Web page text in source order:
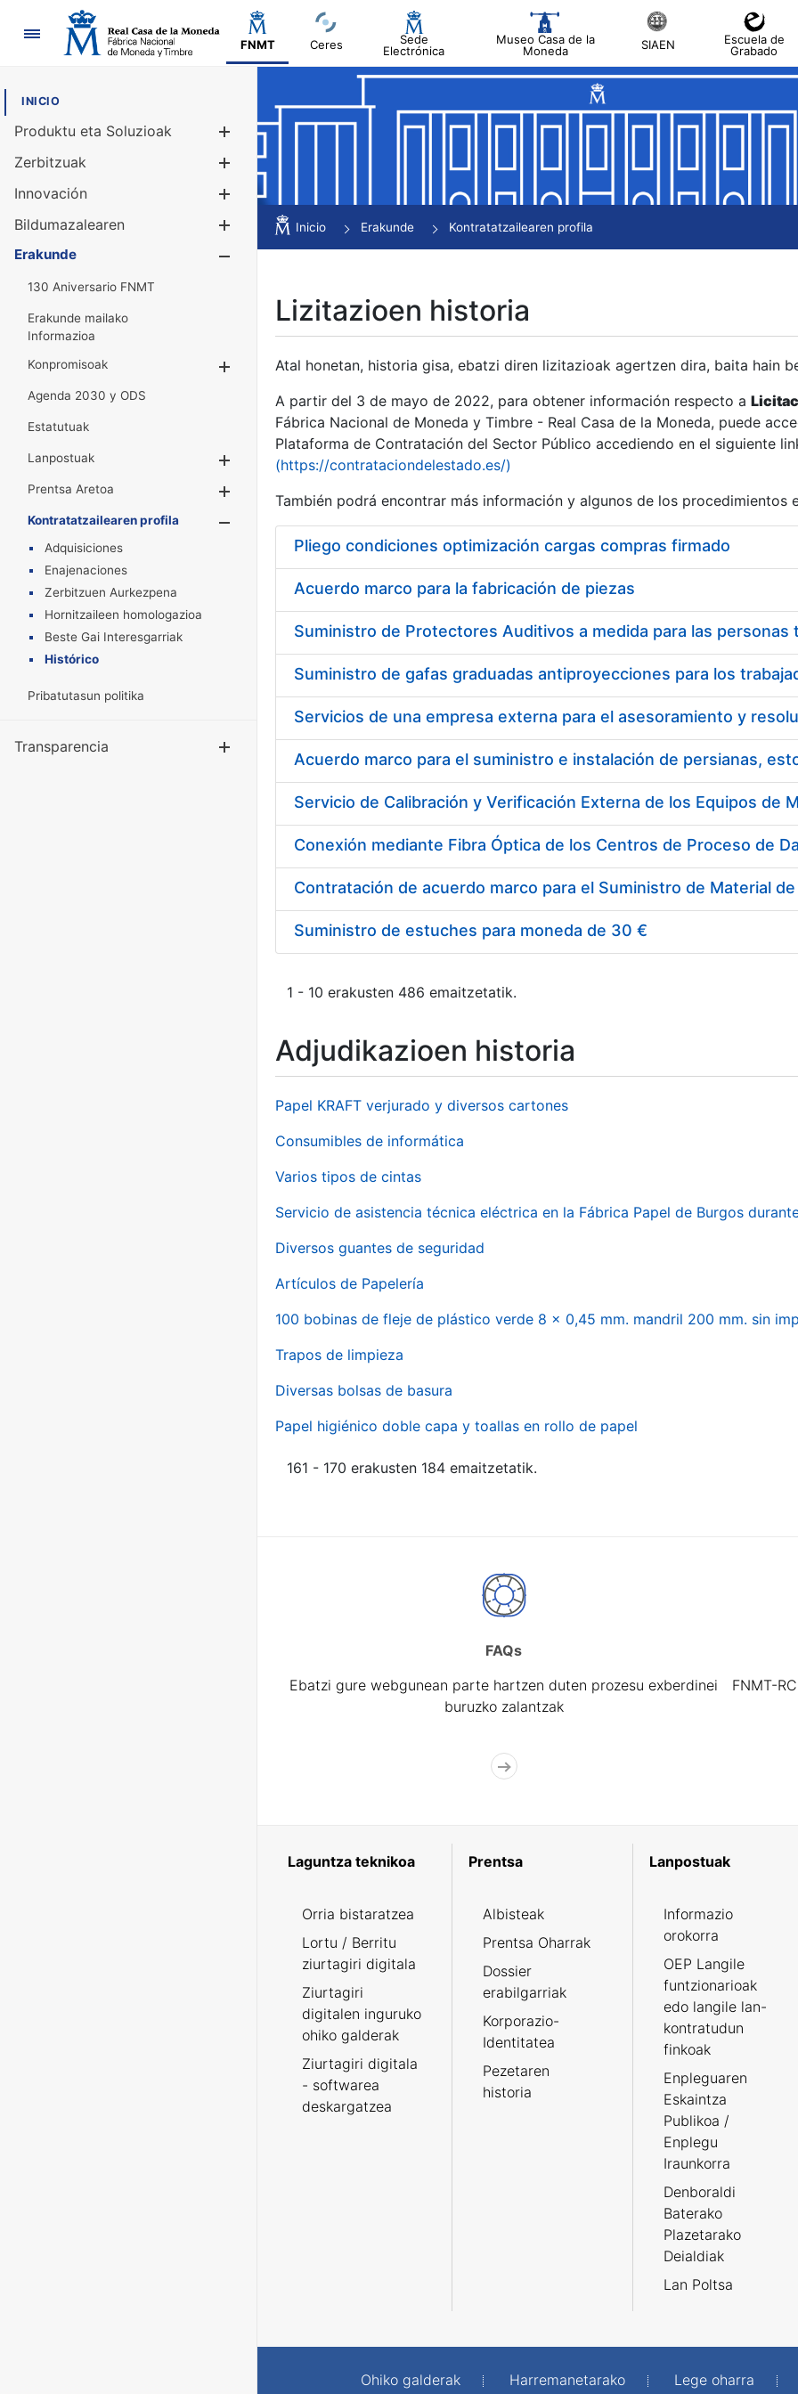
Nabigazioa
FNMT Ceres
Sede
Electrónica
Museo Casa de la
Moneda
SIAEN
Escuela de
Grabado
INICIO
Produktu eta Soluzioak
Erakutsi/Ezkutatu
Zerbitzuak
Innovación
Bildumazalearen
Erakutsi/Ezkutatu
Erakunde
130 Aniversario FNMT
Erakunde mailako
Informazioa
Konpromisoak
Erakutsi/Ezkutatu
Agenda 2030 y ODS
Estatutuak
Lanpostuak
Erakutsi/Ezkutatu
Prentsa Aretoa
Erakutsi/Ezkutatu
Kontratatzailearen profila
Erakutsi/Ezkutatu
Adquisiciones
Enajenaciones
Zerbitzuen Aurkezpena
Hornitzaileen homologazioa
Beste Gai Interesgarriak
Histórico
Pribatutasun politika
Transparencia Erakutsi/Ezkutatu
Inicio Erakunde Kontratatzailearen profila
Lizitazioen historia
Atal honetan, historia gisa, ebatzi diren lizitazioak agertzen dira, baita hain
A partir del 3 de mayo de 2022, para obtener información respecto a
Fábrica Nacional de Moneda y Timbre - Real Casa de la Moneda, puede
Plataforma de Contratación del Sector Público accediendo en el siguiente
(https://contrataciondelestado.es/)
También podrá encontrar más información y algunos de los procedimientos
Pliego condiciones optimización cargas compras firmado
Acuerdo marco para la fabricación de piezas
Acuerdo marco para el suministro e instalación de persianas,
Suministro de estuches para moneda de 30 €
1 - 10 erakusten 486 emaitzetatik.
Adjudikazioen historia
Papel KRAFT verjurado y diversos cartones
Consumibles de informática
Varios tipos de cintas
Servicio de asistencia técnica eléctrica en la Fábrica Papel de Burgos
Diversos guantes de seguridad
Artículos de Papelería
100 bobinas de fleje de plástico verde 8 x 0,45 mm. mandril 200 mm. sin
Trapos de limpieza
Diversas bolsas de basura
Papel higiénico doble capa y toallas en rollo de papel
161 - 170 erakusten 184 emaitzetatik.
FAQs
Ebatzi gure webgunean parte hartzen duten prozesu exberdinei
buruzko zalantzak
FNMT-
Laguntza teknikoa
Orria bistaratzea
Lortu / Berritu
ziurtagiri digitala
Ziurtagiri
digitalen inguruko
ohiko galderak
Ziurtagiri digitala
- softwarea
deskargatzea
Prentsa
Albisteak
Prentsa Oharrak
Dossier
erabilgarriak
Korporazio-
Identitatea
Pezetaren
historia
Lanpostuak
Informazio
orokorra
OEP Langile
funtzionarioak
edo langile lan-
kontratudun
finkoak
Enpleguaren
Eskaintza
Publikoa /
Enplegu
Iraunkorra
Denboraldi
Baterako
Plazetarako
Deialdiak
Lan Poltsa
Ohiko galderak Harremanetarako Lege oharra